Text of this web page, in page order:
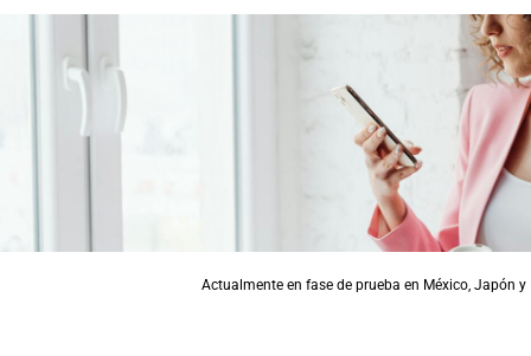
Actualmente en fase de prueba en México, Japón y